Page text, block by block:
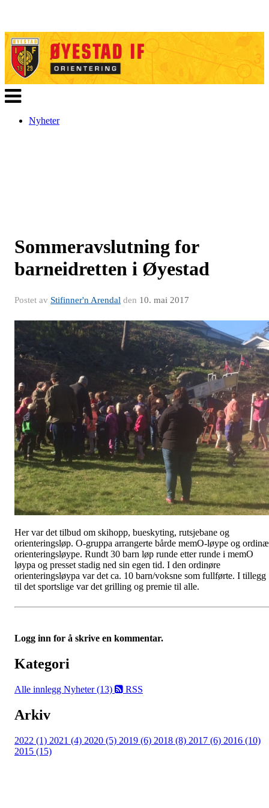
Veksle
navigasjon
Nyheter
Sommeravslutning for
barneidretten i Øyestad
Postet av Stifinner'n Arendal den 10. mai 2017
Her var det tilbud om skihopp, bueskyting, rutsjebane og
orienteringsløp. O-gruppa arrangerte bårde memO-løype og
orienteringsløype. Rundt 30 barn løp runde etter runde i memO
løypa og presset stadig ned sin egen tid. I den ordinøre
orienteringsløypa var det ca. 10 barn/voksne som fullførte. I tillegg
til det sportslige var det grilling og premie til alle.
Logg inn for å skrive en kommentar.
Kategori
Alle innlegg Nyheter (13) RSS
Arkiv
2022 (1) 2021 (4) 2020 (5) 2019 (6) 2018 (8) 2017 (6) 2016 (10)
2015 (15)